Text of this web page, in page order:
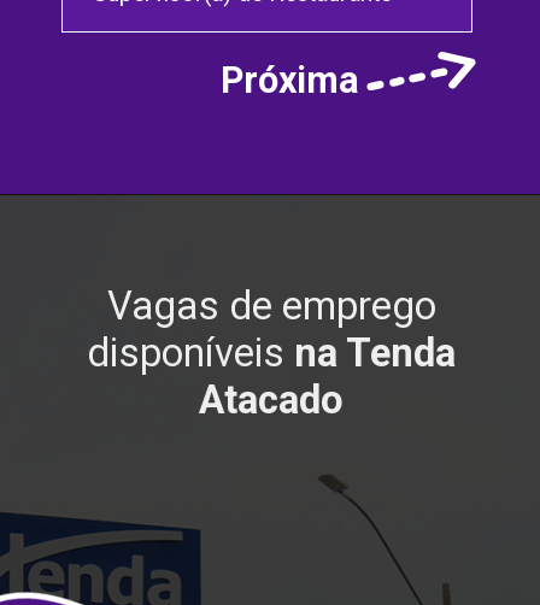
Próxima
Vagas de emprego
disponíveis na Tenda
Atacado